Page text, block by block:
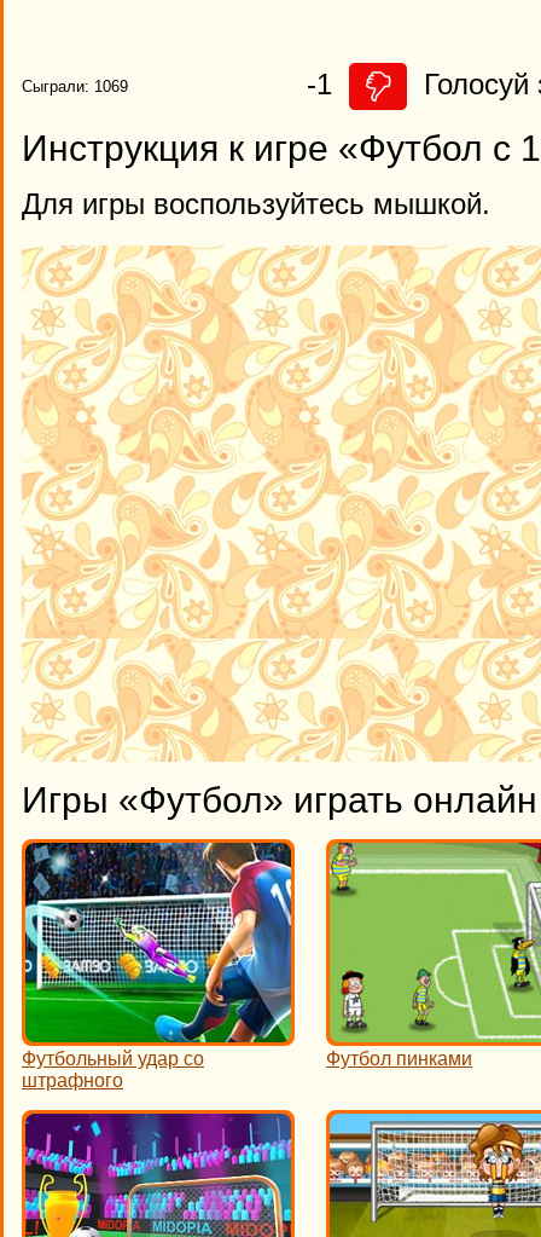
Сыграли: 1069 -1 Голосуй
Инструкция к игре «Футбол с
Для игры воспользуйтесь мышкой.
Игры «Футбол» играть онлайн
Футбольный удар со
штрафного
Футбол пинками